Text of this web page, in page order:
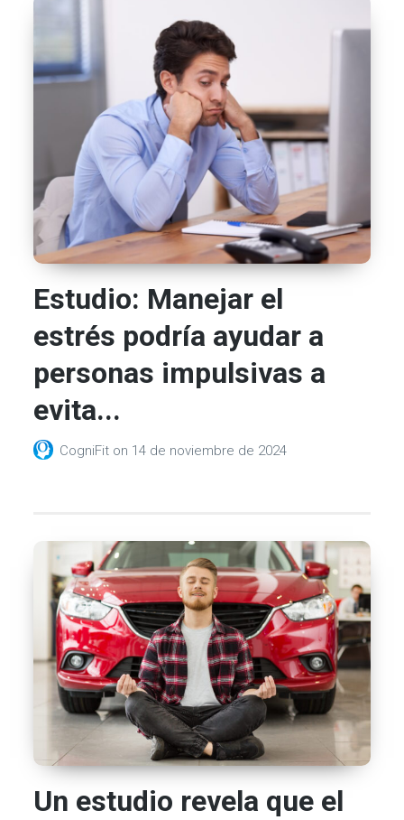
Estudio: Manejar el
estrés podría ayudar a
personas impulsivas a
evita...
CogniFit on 14 de noviembre de 2024
Un estudio revela que el